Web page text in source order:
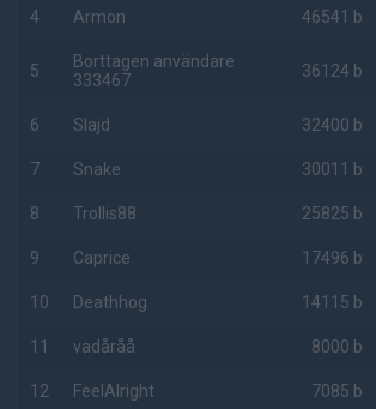
4 Armon 46541 b
5
Borttagen användare
333467
36124 b
6 Slajd 32400 b
7 Snake 30011 b
8 Trollis88 25825 b
9 Caprice 17496 b
10 Deathhog 14115 b
11 vadåråå 8000 b
12 FeelAlright 7085 b